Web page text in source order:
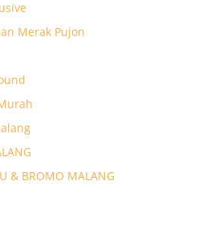
Merak Pujon
& BROMO MALANG